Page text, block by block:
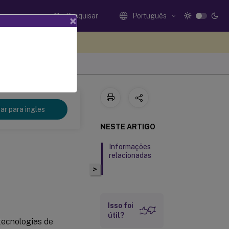
Pesquisar Português
para ingles
de
>
NESTE ARTIGO
Informações
relacionadas
Isso foi
útil?
×